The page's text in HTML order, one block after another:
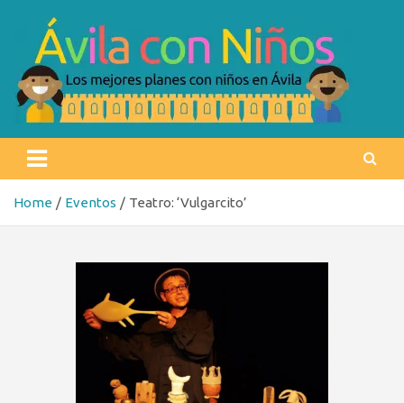
content
Ávila con niños
Home Eventos Teatro: ‘Vulgarcito’